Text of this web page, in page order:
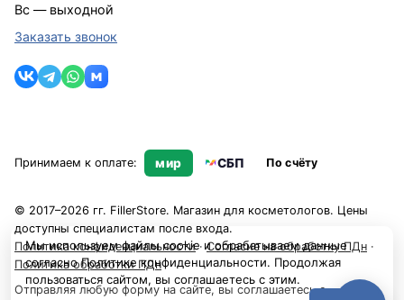
Мы используем файлы cookie и обрабатываем данные
согласноПолитике конфиденциальности. Продолжая
пользоваться сайтом, вы соглашаетесь с этим.
Вс — выходной
Заказать звонок
Принимаем к оплате: мир СБП По счёту
© 2017–2026 гг. FillerStore. Магазин для косметологов. Цены
доступны специалистам после входа.
Политика конфиденциальности·Согласие на обработку ПДн ·
Политика обработки ПДн
Отправляя любую форму на сайте, вы соглашаетесь с